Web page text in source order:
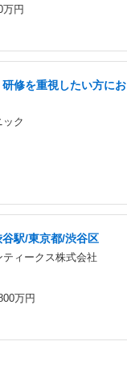
万円
修を重視したい方にお
ク
駅/東京都/渋谷区
ィークス株式会社
万円